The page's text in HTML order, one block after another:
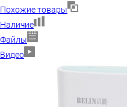
Похожие товары
Наличие
Файлы
Видео